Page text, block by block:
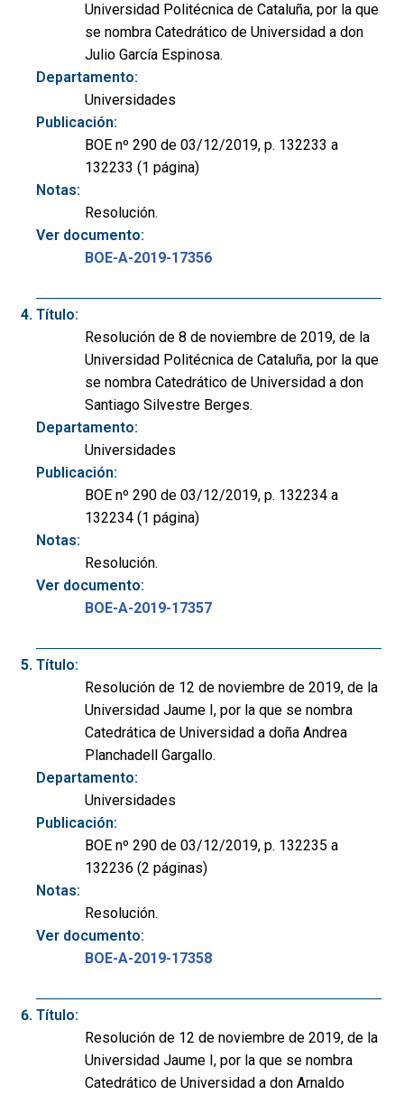
Universidad Politécnica de Cataluña, por la que
se nombra Catedrático de Universidad a don
Julio García Espinosa.
Departamento:
Universidades
Publicación:
BOE nº 290 de 03/12/2019, p. 132233 a
132233 (1 página)
Notas:
Resolución.
Ver documento:
BOE-A-2019-17356
Título:
Resolución de 8 de noviembre de 2019, de la
Universidad Politécnica de Cataluña, por la que
se nombra Catedrático de Universidad a don
Santiago Silvestre Berges.
Departamento:
Universidades
Publicación:
BOE nº 290 de 03/12/2019, p. 132234 a
132234 (1 página)
Notas:
Resolución.
Ver documento:
BOE-A-2019-17357
Título:
Resolución de 12 de noviembre de 2019, de la
Universidad Jaume I, por la que se nombra
Catedrática de Universidad a doña Andrea
Planchadell Gargallo.
Departamento:
Universidades
Publicación:
BOE nº 290 de 03/12/2019, p. 132235 a
132236 (2 páginas)
Notas:
Resolución.
Ver documento:
BOE-A-2019-17358
Título:
Resolución de 12 de noviembre de 2019, de la
Universidad Jaume I, por la que se nombra
Catedrático de Universidad a don Arnaldo